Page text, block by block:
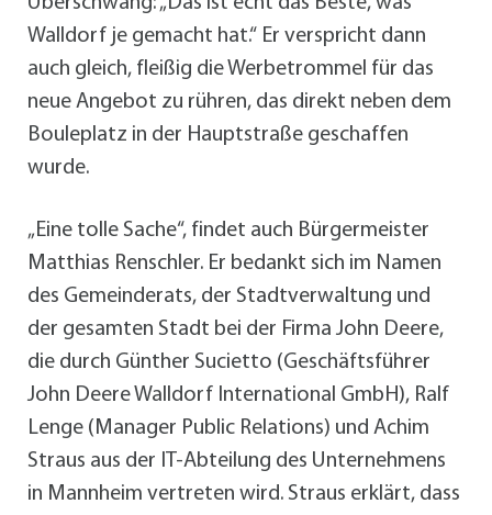
Walldorf je gemacht hat.“ Er verspricht dann
auch gleich, fleißig die Werbetrommel für das
neue Angebot zu rühren, das direkt neben dem
Bouleplatz in der Hauptstraße geschaffen
wurde.
„Eine tolle Sache“, findet auch Bürgermeister
Matthias Renschler. Er bedankt sich im Namen
des Gemeinderats, der Stadtverwaltung und
der gesamten Stadt bei der Firma John Deere,
die durch Günther Sucietto (Geschäftsführer
John Deere Walldorf International GmbH), Ralf
Lenge (Manager Public Relations) und Achim
Straus aus der IT-Abteilung des Unternehmens
in Mannheim vertreten wird. Straus erklärt, dass